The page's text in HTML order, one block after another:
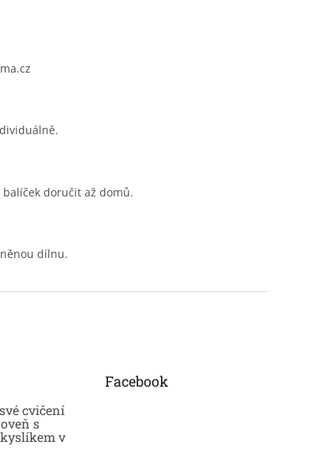
doručit až domů.
dílnu.
cvičení
s
v
Facebook